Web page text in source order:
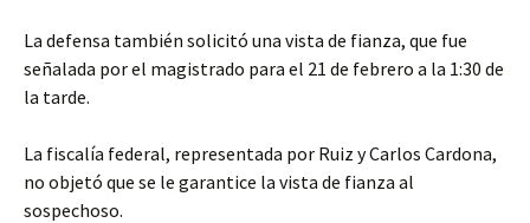
La defensa también solicitó una vista de fianza, que fue
señalada por el magistrado para el 21 de febrero a la 1:30 de
la tarde.
La fiscalía federal, representada por Ruiz y Carlos Cardona,
no objetó que se le garantice la vista de fianza al
sospechoso.